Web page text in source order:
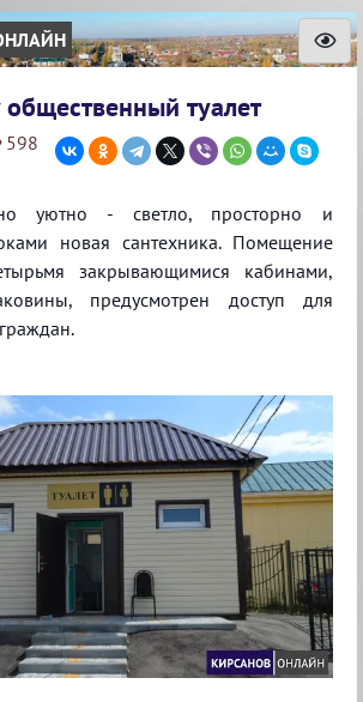
туалет
598
уютно - светло, просторно и
новая сантехника. Помещение
закрывающимися кабинами,
предусмотрен доступ для